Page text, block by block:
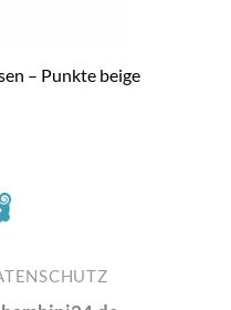
– Punkte beige